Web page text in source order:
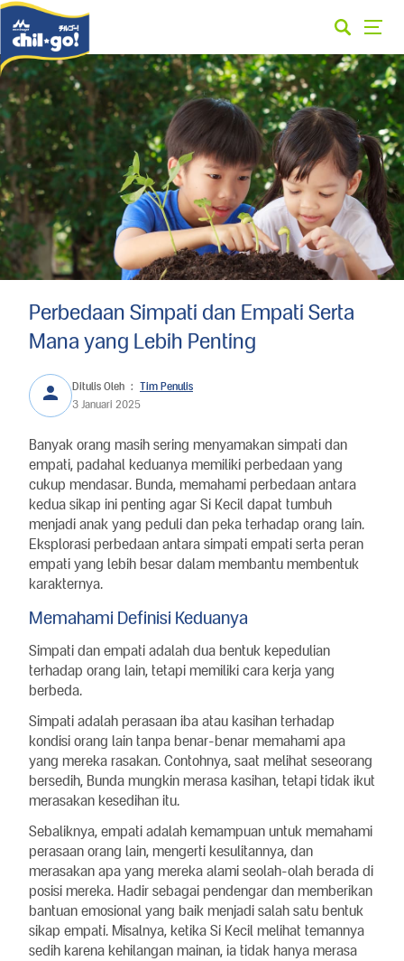
Perbedaan Simpati dan Empati Serta
Mana yang Lebih Penting
Ditulis Oleh : Tim Penulis
3 Januari 2025
Banyak orang masih sering menyamakan simpati dan
empati, padahal keduanya memiliki perbedaan yang
cukup mendasar. Bunda, memahami perbedaan antara
kedua sikap ini penting agar Si Kecil dapat tumbuh
menjadi anak yang peduli dan peka terhadap orang lain.
Eksplorasi perbedaan antara simpati empati serta peran
empati yang lebih besar dalam membantu membentuk
karakternya.
Memahami Definisi Keduanya
Simpati dan empati adalah dua bentuk kepedulian
terhadap orang lain, tetapi memiliki cara kerja yang
berbeda.
Simpati adalah perasaan iba atau kasihan terhadap
kondisi orang lain tanpa benar-benar memahami apa
yang mereka rasakan. Contohnya, saat melihat seseorang
bersedih, Bunda mungkin merasa kasihan, tetapi tidak ikut
merasakan kesedihan itu.
Sebaliknya, empati adalah kemampuan untuk memahami
perasaan orang lain, mengerti kesulitannya, dan
merasakan apa yang mereka alami seolah-olah berada di
posisi mereka. Hadir sebagai pendengar dan memberikan
bantuan emosional yang baik menjadi salah satu bentuk
sikap empati. Misalnya, ketika Si Kecil melihat temannya
sedih karena kehilangan mainan, ia tidak hanya merasa